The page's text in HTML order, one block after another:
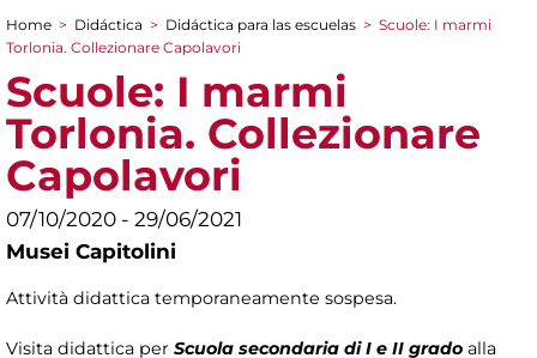
You are here
Home > Didáctica > Didáctica para las escuelas > Scuole: I marmi
Torlonia. Collezionare Capolavori
Scuole: I marmi
Torlonia. Collezionare
Capolavori
07/10/2020 - 29/06/2021
Musei Capitolini
Attività didattica temporaneamente sospesa.
Visita didattica per Scuola secondaria di I e II grado alla